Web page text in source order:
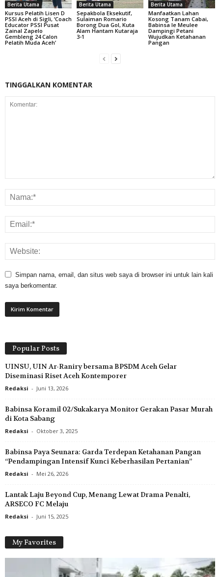
Berita Utama
Kursus Pelatih Lisen D
PSSI Aceh di Sigli, ‘Coach
Educator PSSI Pusat
Zainal Zapelo
Gembleng 24 Calon
Pelatih Muda Aceh’
Berita Utama
Sepakbola Eksekutif,
Sulaiman Romario
Borong Dua Gol, Kuta
Alam Hantam Kutaraja
3-1
Berita Utama
Manfaatkan Lahan
Kosong Tanam Cabai,
Babinsa Ie Meulee
Dampingi Petani
Wujudkan Ketahanan
Pangan
TINGGALKAN KOMENTAR
Simpan nama, email, dan situs web saya di browser ini untuk lain kali
saya berkomentar.
Popular Posts
UINSU, UIN Ar-Raniry bersama BPSDM Aceh Gelar
Diseminasi Riset Aceh Kontemporer
Redaksi - Juni 13, 2026
Babinsa Koramil 02/Sukakarya Monitor Gerakan Pasar Murah
di Kota Sabang
Redaksi - Oktober 3, 2025
Babinsa Paya Seunara: Garda Terdepan Ketahanan Pangan
“Pendampingan Intensif Kunci Keberhasilan Pertanian”
Redaksi - Mei 26, 2026
Lantak Laju Beyond Cup, Menang Lewat Drama Penalti,
ARSECO FC Melaju
Redaksi - Juni 15, 2025
My Favorites